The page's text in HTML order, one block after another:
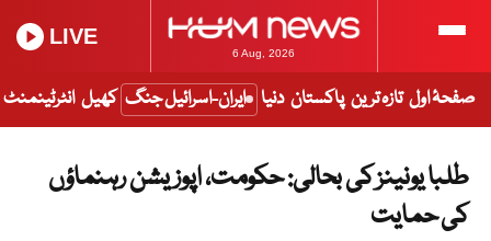
6 Aug, 2026
LIVE
صفحۂ اول تازہ ترین پاکستان دنیا ایران-اسرائیل جنگ کھیل انٹرٹینمنٹ
طلبا یونینز کی بحالی: حکومت، اپوزیشن رہنماؤں
کی حمایت